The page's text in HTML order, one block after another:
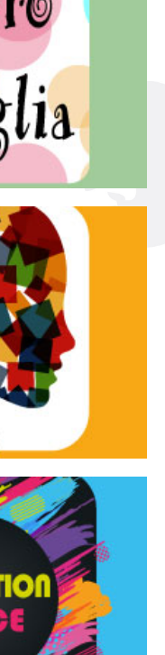
di teatro concepita
teatro all’intera
di teatro
– I Edizione